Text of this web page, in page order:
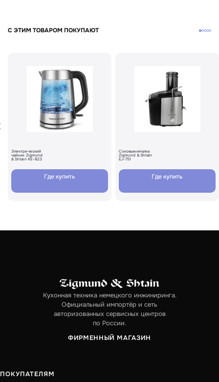
С ЭТИМ ТОВАРОМ ПОКУПАЮТ
Электрический
чайник Zigmund
& Shtain KE-823
Где купить
Соковыжималка
Zigmund & Shtain
EJ-751
Где купить
Кухонная техника немецкого инжиниринга.
Официальный импортёр и сеть
авторизованных сервисных центров
по России.
ФИРМЕННЫЙ МАГАЗИН
ПОКУПАТЕЛЯМ